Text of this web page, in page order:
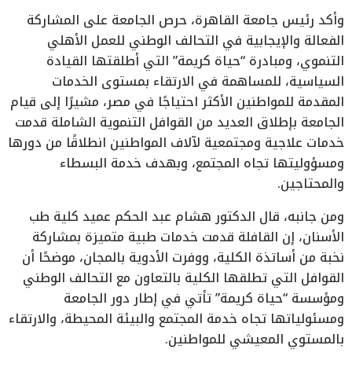
وأكد رئيس جامعة القاهرة، حرص الجامعة على المشاركة
الفعالة والإيجابية في التحالف الوطني للعمل الأهلي
التنموي، ومبادرة “حياة كريمة” التي أطلقتها القيادة
السياسية، للمساهمة في الارتقاء بمستوى الخدمات
المقدمة للمواطنين الأكثر احتياجًا في مصر، مشيرًا إلى قيام
الجامعة بإطلاق العديد من القوافل التنموية الشاملة قدمت
خدمات علاجية ومجتمعية لآلاف المواطنين انطلاقًا من دورها
ومسؤوليتها تجاه المجتمع، وبهدف خدمة البسطاء
والمحتاجين.
ومن جانبه، قال الدكتور هشام عبد الحكم عميد كلية طب
الأسنان، إن القافلة قدمت خدمات طبية متميزة بمشاركة
نخبة من أساتذة الكلية، ووفرت الأدوية بالمجان، موضحًا أن
القوافل التي تطلقها الكلية بالتعاون مع التحالف الوطني
ومؤسسة “حياة كريمة” تأتي في إطار دور الجامعة
ومسئولياتها تجاه خدمة المجتمع والبيئة المحيطة، والارتقاء
بالمستوي المعيشي للمواطنين.